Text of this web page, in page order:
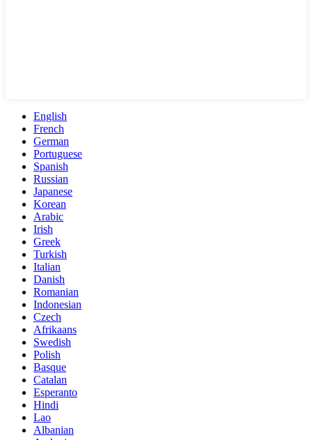
English
French
German
Portuguese
Spanish
Russian
Japanese
Korean
Arabic
Irish
Greek
Turkish
Italian
Danish
Romanian
Indonesian
Czech
Afrikaans
Swedish
Polish
Basque
Catalan
Esperanto
Hindi
Lao
Albanian